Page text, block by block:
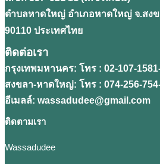
ตำบลหาดใหญ่ อำเภอหาดใหญ่ จ.สง
90110 ประเทศไทย
ติดต่อเรา
กรุงเทพมหานคร: โทร : 02-107-
สงขลา-หาดใหญ่: โทร : 074-256-
อีเมลล์: wassadudee@gmail.com
ติดตามเรา
Wassadudee